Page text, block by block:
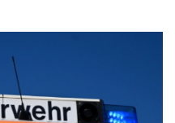
Trabzonspor perfekt
von Sonn- und